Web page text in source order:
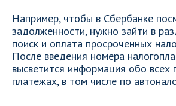
Например, чтобы в Сбербанке
задолженности, нужно зайти в
поиск и оплата просроченных
После введения номера
высветится информация обо всех
платежах, в том числе по